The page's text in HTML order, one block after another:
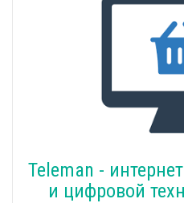
Teleman -
и цифровой